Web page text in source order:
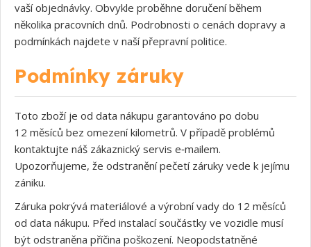
vaší objednávky. Obvykle proběhne doručení během
několika pracovních dnů. Podrobnosti o cenách dopravy a
podmínkách najdete v naší přepravní politice.
Podmínky záruky
Toto zboží je od data nákupu garantováno po dobu
12 měsíců bez omezení kilometrů. V případě problémů
kontaktujte náš zákaznický servis e‑mailem.
Upozorňujeme, že odstranění pečetí záruky vede k jejímu
zániku.
Záruka pokrývá materiálové a výrobní vady do 12 měsíců
od data nákupu. Před instalací součástky ve vozidle musí
být odstraněna příčina poškození. Neopodstatněné